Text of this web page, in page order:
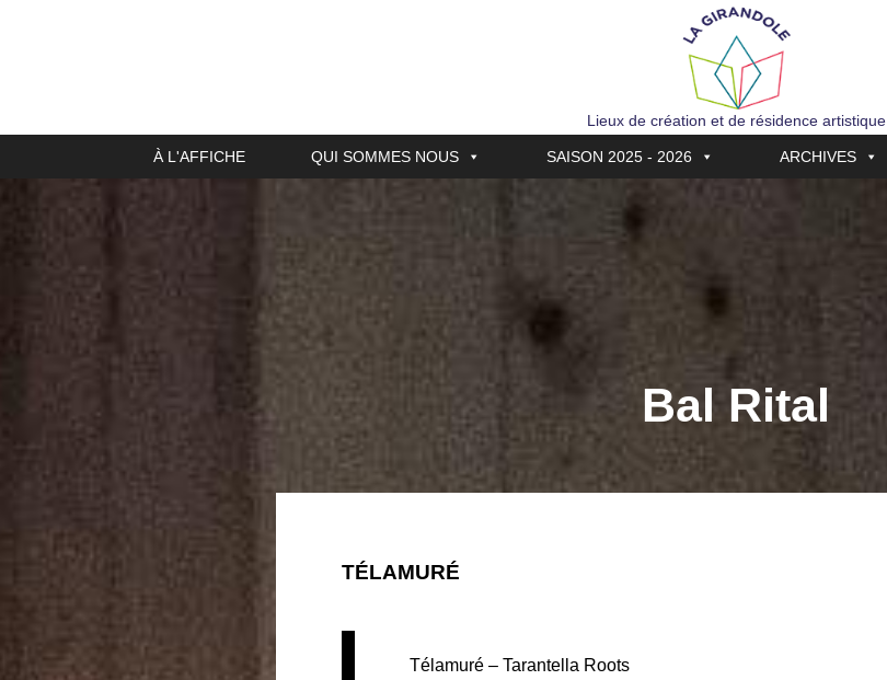
Lieux de création et de résidence artistique
À L'AFFICHE QUI SOMMES NOUS SAISON 2025 - 2026 ARCHIVES
Bal Rital
TÉLAMURÉ
Télamuré – Tarantella Roots